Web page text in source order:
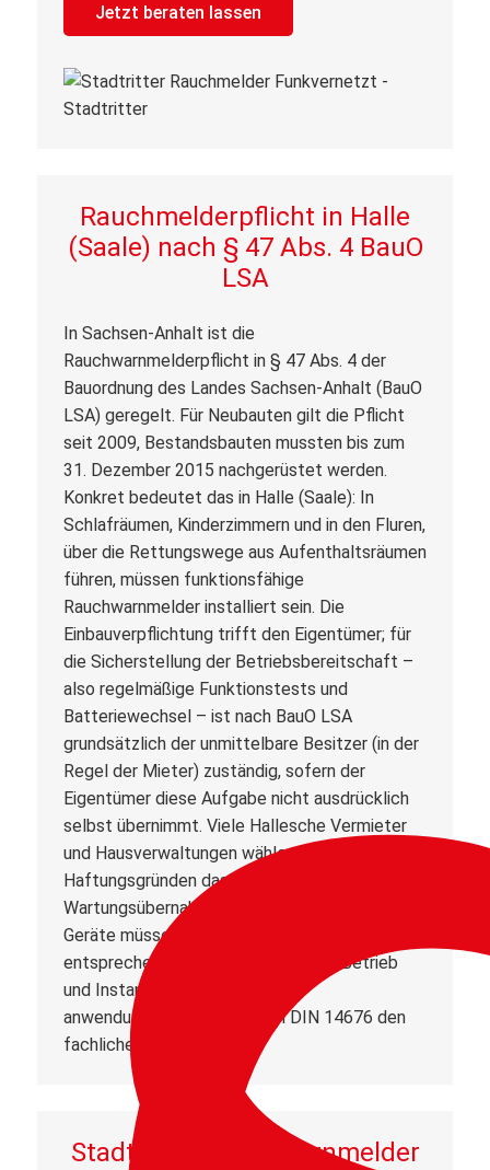
Jetzt beraten lassen
Rauchmelderpflicht in Halle
(Saale) nach § 47 Abs. 4 BauO
LSA
In Sachsen-Anhalt ist die
Rauchwarnmelderpflicht in § 47 Abs. 4 der
Bauordnung des Landes Sachsen-Anhalt (BauO
LSA) geregelt. Für Neubauten gilt die Pflicht
seit 2009, Bestandsbauten mussten bis zum
31. Dezember 2015 nachgerüstet werden.
Konkret bedeutet das in Halle (Saale): In
Schlafräumen, Kinderzimmern und in den Fluren,
über die Rettungswege aus Aufenthaltsräumen
führen, müssen funktionsfähige
Rauchwarnmelder installiert sein. Die
Einbauverpflichtung trifft den Eigentümer; für
die Sicherstellung der Betriebsbereitschaft –
also regelmäßige Funktionstests und
Batteriewechsel – ist nach BauO LSA
grundsätzlich der unmittelbare Besitzer (in der
Regel der Mieter) zuständig, sofern der
Eigentümer diese Aufgabe nicht ausdrücklich
selbst übernimmt. Viele Hallesche Vermieter
und Hausverwaltungen wählen aus
Haftungsgründen das Modell der
Wartungsübernahme durch einen Dienstleister.
Geräte müssen der DIN EN 14604
entsprechen; für Planung, Montage, Betrieb
und Instandhaltung liefert die
anwendungsorientierte Norm DIN 14676 den
fachlichen Rahmen.
Stadtritter Rauchwarnmelder